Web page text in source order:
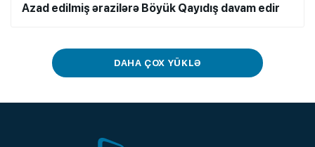
Azad edilmiş ərazilərə Böyük Qayıdış davam edir
DAHA ÇOX YÜKLƏ